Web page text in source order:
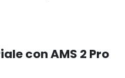
con AMS 2 Pro